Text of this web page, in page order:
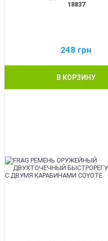
18837
248 грн
В КОРЗИНУ